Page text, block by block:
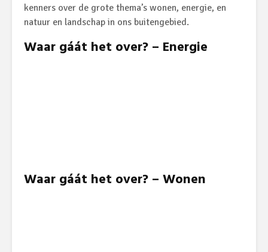
kenners over de grote thema’s wonen, energie, en
natuur en landschap in ons buitengebied.
Waar gáát het over? – Energie
Waar gáát het over? – Wonen